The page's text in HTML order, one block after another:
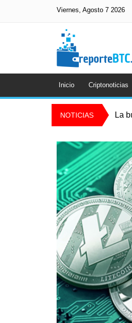
Viernes, Agosto 7 2026
Inicio Criptonoticias
NOTICIAS La